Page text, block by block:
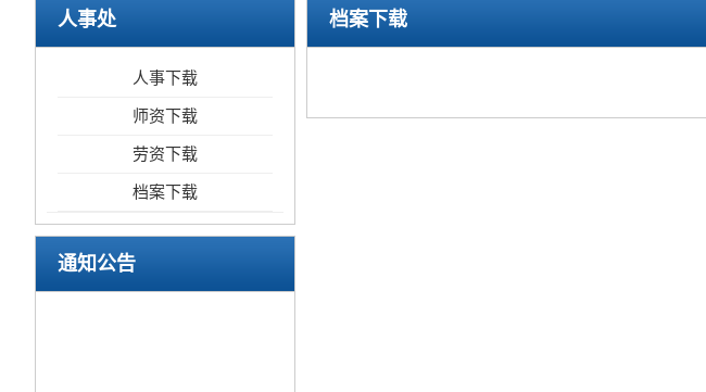
人事处
人事下载
师资下载
劳资下载
档案下载
通知公告
档案下载